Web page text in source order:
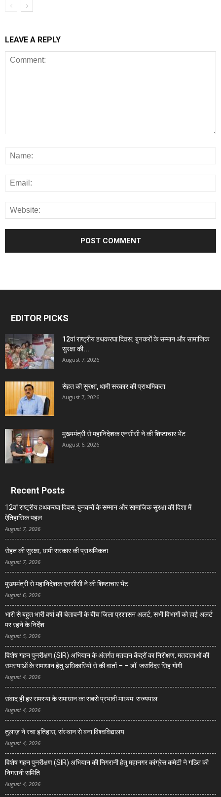
LEAVE A REPLY
EDITOR PICKS
12वां राष्ट्रीय हथकरघा दिवस: बुनकरों के सम्मान और सामाजिक
सुरक्षा की...
August 7, 2026
सेहत की सुरक्षा, धामी सरकार की प्राथमिकता
August 7, 2026
मुख्यमंत्री से महानिदेशक एनसीसी ने की शिष्टाचार भेंट
August 6, 2026
Recent Posts
12वां राष्ट्रीय हथकरघा दिवस: बुनकरों के सम्मान और सामाजिक सुरक्षा की दिशा में
ऐतिहासिक पहल
August 7, 2026
सेहत की सुरक्षा, धामी सरकार की प्राथमिकता
August 7, 2026
मुख्यमंत्री से महानिदेशक एनसीसी ने की शिष्टाचार भेंट
August 6, 2026
भारी से बहुत भारी वर्षा की चेतावनी के बीच जिला प्रशासन अलर्ट, सभी विभागों को हाई अलर्ट
पर रहने के निर्देश
August 5, 2026
विशेष गहन पुनरीक्षण (SIR) अभियान के अंतर्गत मतदान केंद्रों का निरीक्षण, मतदाताओं की
समस्याओं के समाधान हेतु अधिकारियों से की वार्ता – – डॉ. जसविंदर सिंह गोगी
August 4, 2026
संवाद ही हर समस्या के समाधान का सबसे प्रभावी माध्यम: राज्यपाल
August 4, 2026
तुलाज़ ने रचा इतिहास, संस्थान से बना विश्वविद्यालय
August 4, 2026
विशेष गहन पुनरीक्षण (SIR) अभियान की निगरानी हेतु महानगर कांग्रेस कमेटी ने गठित की
निगरानी समिति
August 4, 2026